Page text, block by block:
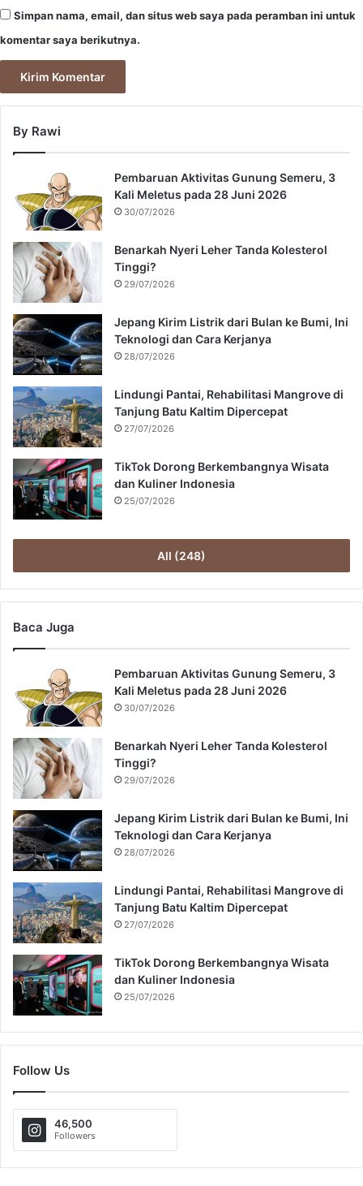
Simpan nama, email, dan situs web saya pada peramban ini untuk
komentar saya berikutnya.
By Rawi
Pembaruan Aktivitas Gunung Semeru, 3
Kali Meletus pada 28 Juni 2026
30/07/2026
Benarkah Nyeri Leher Tanda Kolesterol
Tinggi?
29/07/2026
Jepang Kirim Listrik dari Bulan ke Bumi, Ini
Teknologi dan Cara Kerjanya
28/07/2026
Lindungi Pantai, Rehabilitasi Mangrove di
Tanjung Batu Kaltim Dipercepat
27/07/2026
TikTok Dorong Berkembangnya Wisata
dan Kuliner Indonesia
25/07/2026
All (248)
Baca Juga
Pembaruan Aktivitas Gunung Semeru, 3
Kali Meletus pada 28 Juni 2026
30/07/2026
Benarkah Nyeri Leher Tanda Kolesterol
Tinggi?
29/07/2026
Jepang Kirim Listrik dari Bulan ke Bumi, Ini
Teknologi dan Cara Kerjanya
28/07/2026
Lindungi Pantai, Rehabilitasi Mangrove di
Tanjung Batu Kaltim Dipercepat
27/07/2026
TikTok Dorong Berkembangnya Wisata
dan Kuliner Indonesia
25/07/2026
Follow Us
46,500
Followers